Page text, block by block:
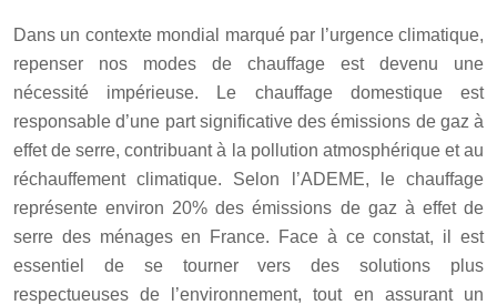
Dans un contexte mondial marqué par l’urgence climatique,
repenser nos modes de chauffage est devenu une
nécessité impérieuse. Le chauffage domestique est
responsable d’une part significative des émissions de gaz à
effet de serre, contribuant à la pollution atmosphérique et au
réchauffement climatique. Selon l’ADEME, le chauffage
représente environ 20% des émissions de gaz à effet de
serre des ménages en France. Face à ce constat, il est
essentiel de se tourner vers des solutions plus
respectueuses de l’environnement, tout en assurant un